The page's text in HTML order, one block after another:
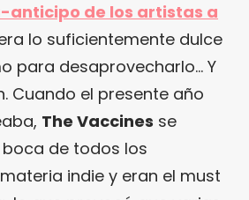
anticipo de los artistas a
lo suficientemente dulce
para desaprovecharlo… Y
Cuando el presente año
The Vaccines se
de todos los
indie y eran el must